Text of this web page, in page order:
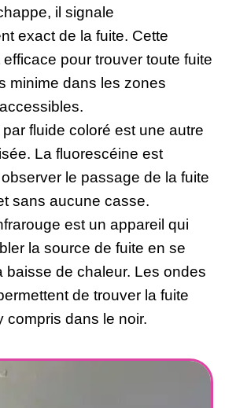
il signale
exact de la fuite. Cette
pour trouver toute fuite
minime dans les zones
fluide coloré est une autre
La fluorescéine est
le passage de la fuite
sans aucune casse.
est un appareil qui
la source de fuite en se
baisse de chaleur. Les ondes
de trouver la fuite
compris dans le noir.